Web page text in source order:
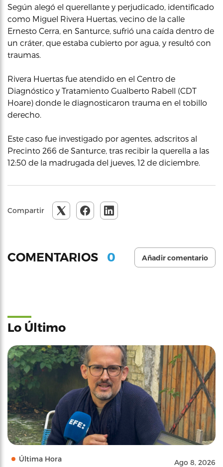
Según alegó el querellante y perjudicado, identificado
como Miguel Rivera Huertas, vecino de la calle
Ernesto Cerra, en Santurce, sufrió una caída dentro de
un cráter, que estaba cubierto por agua, y resultó con
traumas.
Rivera Huertas fue atendido en el Centro de
Diagnóstico y Tratamiento Gualberto Rabell (CDT
Hoare) donde le diagnosticaron trauma en el tobillo
derecho.
Este caso fue investigado por agentes, adscritos al
Precinto 266 de Santurce, tras recibir la querella a las
12:50 de la madrugada del jueves, 12 de diciembre.
Compartir
COMENTARIOS 0 Añadir comentario
Lo Último
Última Hora Ago 8, 2026